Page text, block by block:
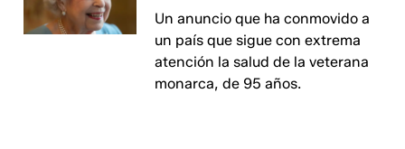
Un anuncio que ha conmovido a
un país que sigue con extrema
atención la salud de la veterana
monarca, de 95 años.